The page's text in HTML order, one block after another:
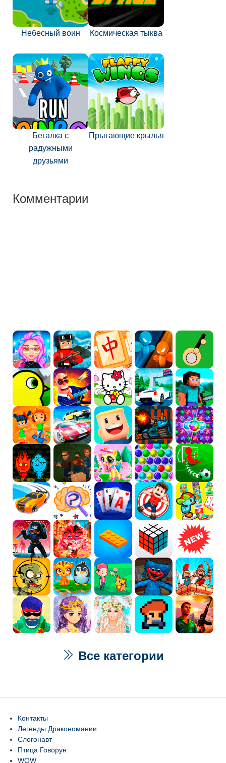
Небесный воин Космическая тыква
Бегалка с
радужными
друзьями
Прыгающие крылья
Комментарии
Все категории
Контакты
Легенды Дракономании
Слогонавт
Птица Говорун
WOW